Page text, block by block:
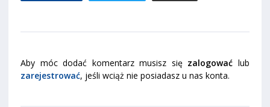
Aby móc dodać komentarz musisz się zalogować lub
zarejestrować, jeśli wciąż nie posiadasz u nas konta.